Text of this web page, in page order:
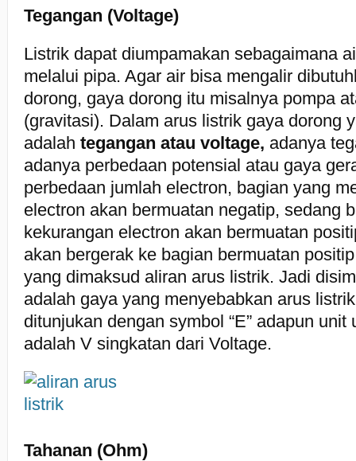
Tegangan (Voltage)
Listrik dapat diumpamakan sebagaimana
melalui pipa. Agar air bisa mengalir
dorong, gaya dorong itu misalnya pompa
(gravitasi). Dalam arus listrik gaya dorong
adalah tegangan atau voltage, adanya
adanya perbedaan potensial atau gaya
perbedaan jumlah electron, bagian yang
electron akan bermuatan negatip, sedang
kekurangan electron akan bermuatan
akan bergerak ke bagian bermuatan
yang dimaksud aliran arus listrik. Jadi
adalah gaya yang menyebabkan arus
ditunjukan dengan symbol “E” adapun unit
adalah V singkatan dari Voltage.
Tahanan (Ohm)